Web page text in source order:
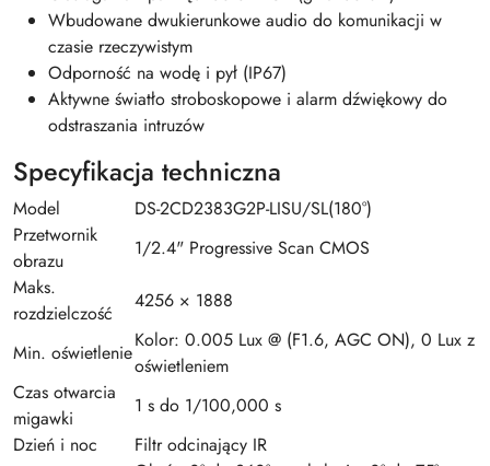
Wbudowane dwukierunkowe audio do komunikacji w
czasie rzeczywistym
Odporność na wodę i pył (IP67)
Aktywne światło stroboskopowe i alarm dźwiękowy do
odstraszania intruzów
Specyfikacja techniczna
Model
DS-2CD2383G2P-LISU/SL(180°)
Przetwornik
obrazu
1/2.4" Progressive Scan CMOS
Maks.
rozdzielczość
4256 × 1888
Min. oświetlenie
Kolor: 0.005 Lux @ (F1.6, AGC ON), 0 Lux z
oświetleniem
Czas otwarcia
migawki
1 s do 1/100,000 s
Dzień i noc
Filtr odcinający IR